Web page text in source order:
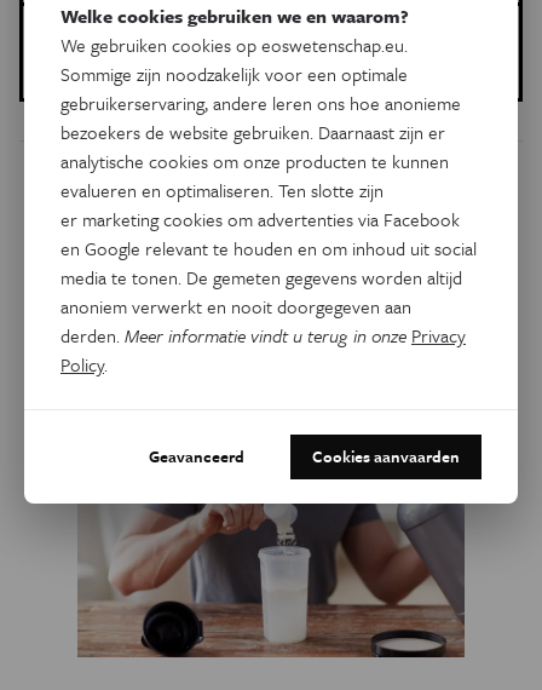
Gepubliceerd op:
31 januari 2018
Dit artikel delen op:
Facebook Twitter Linkedin
Gerelateerde artikels
Welke cookies gebruiken we en waarom?
We gebruiken cookies op eoswetenschap.eu.
Sommige zijn noodzakelijk voor een optimale
gebruikerservaring, andere leren ons hoe anonieme
bezoekers de website gebruiken. Daarnaast zijn er
analytische cookies om onze producten te kunnen
evalueren en optimaliseren. Ten slotte zijn
er marketing cookies om advertenties via Facebook
en Google relevant te houden en om inhoud uit social
media te tonen. De gemeten gegevens worden altijd
anoniem verwerkt en nooit doorgegeven aan
derden.Meer informatie vindt u terug in onze Privacy
Policy.
Geavanceerd Cookies aanvaarden